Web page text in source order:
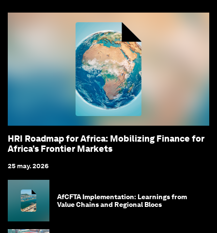
HRI Roadmap for Africa: Mobilizing Finance for
Africa’s Frontier Markets
25 may. 2026
AfCFTA Implementation: Learnings from
Value Chains and Regional Blocs